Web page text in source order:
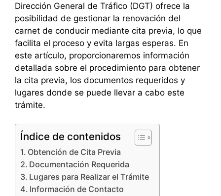
Dirección General de Tráfico (DGT) ofrece la
posibilidad de gestionar la renovación del
carnet de conducir mediante cita previa, lo que
facilita el proceso y evita largas esperas. En
este artículo, proporcionaremos información
detallada sobre el procedimiento para obtener
la cita previa, los documentos requeridos y
lugares donde se puede llevar a cabo este
trámite.
Índice de contenidos
Obtención de Cita Previa
Documentación Requerida
Lugares para Realizar el Trámite
Información de Contacto